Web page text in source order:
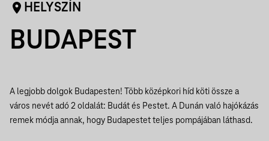
HELYSZÍN
BUDAPEST
A legjobb dolgok Budapesten! Több középkori híd köti össze a
város nevét adó 2 oldalát: Budát és Pestet. A Dunán való hajókázás
remek módja annak, hogy Budapestet teljes pompájában láthasd.